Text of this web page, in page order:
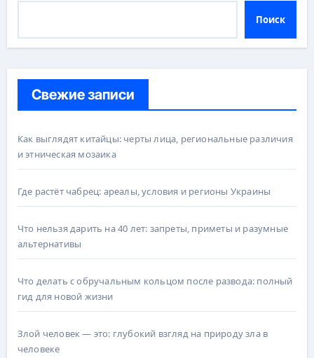
Поиск
Свежие записи
Как выглядят китайцы: черты лица, региональные различия
и этническая мозаика
Где растёт чабрец: ареалы, условия и регионы Украины
Что нельзя дарить на 40 лет: запреты, приметы и разумные
альтернативы
Что делать с обручальным кольцом после развода: полный
гид для новой жизни
Злой человек — это: глубокий взгляд на природу зла в
человеке